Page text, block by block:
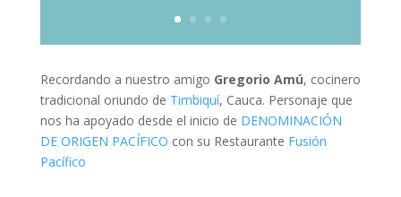
Recordando a nuestro amigo Gregorio Amú, cocinero
tradicional oriundo de Timbiquí, Cauca. Personaje que
nos ha apoyado desde el inicio de DENOMINACIÓN
DE ORIGEN PACÍFICO con su Restaurante Fusión
Pacífico